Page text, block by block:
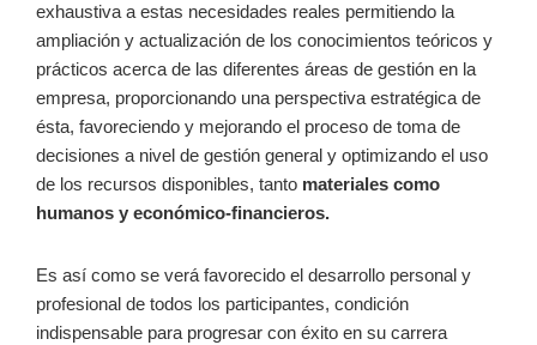
exhaustiva a estas necesidades reales permitiendo la
ampliación y actualización de los conocimientos teóricos y
prácticos acerca de las diferentes áreas de gestión en la
empresa, proporcionando una perspectiva estratégica de
ésta, favoreciendo y mejorando el proceso de toma de
decisiones a nivel de gestión general y optimizando el uso
de los recursos disponibles, tanto materiales como
humanos y económico-financieros.
Es así como se verá favorecido el desarrollo personal y
profesional de todos los participantes, condición
indispensable para progresar con éxito en su carrera